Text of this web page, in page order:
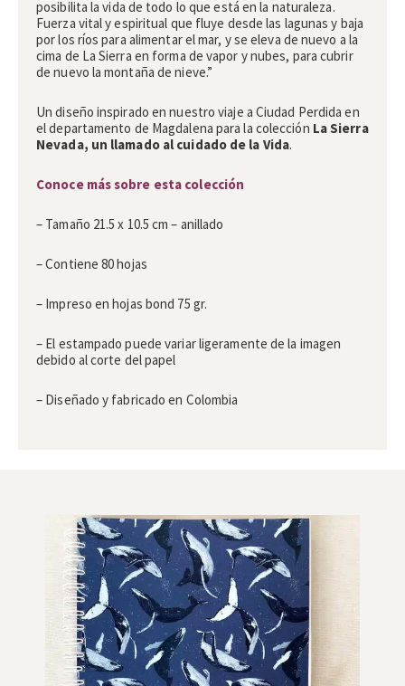
posibilita la vida de todo lo que está en la naturaleza.
Fuerza vital y espiritual que fluye desde las lagunas y baja
por los ríos para alimentar el mar, y se eleva de nuevo a la
cima de La Sierra en forma de vapor y nubes, para cubrir
de nuevo la montaña de nieve.”
Un diseño inspirado en nuestro viaje a Ciudad Perdida en
el departamento de Magdalena para la colección La Sierra
Nevada, un llamado al cuidado de la Vida.
Conoce más sobre esta colección
– Tamaño 21.5 x 10.5 cm – anillado
– Contiene 80 hojas
– Impreso en hojas bond 75 gr.
– El estampado puede variar ligeramente de la imagen
debido al corte del papel
– Diseñado y fabricado en Colombia